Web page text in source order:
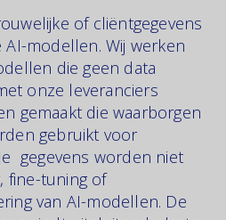
of cliëntgegevens
modellen. Wij werken
die geen data
onze leveranciers
gemaakt die waarborgen
gebruikt voor
gegevens worden niet
fine-tuning of
van AI-modellen. De